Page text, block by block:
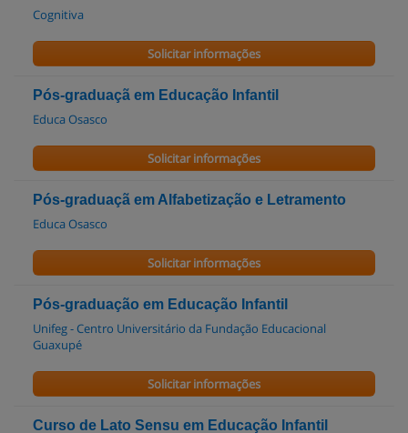
Cognitiva
Solicitar informações
Pós-graduaçã em Educação Infantil
Educa Osasco
Solicitar informações
Pós-graduaçã em Alfabetização e Letramento
Educa Osasco
Solicitar informações
Pós-graduação em Educação Infantil
Unifeg - Centro Universitário da Fundação Educacional
Guaxupé
Solicitar informações
Curso de Lato Sensu em Educação Infantil